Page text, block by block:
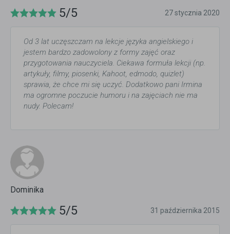
5/5 27 stycznia 2020
Od 3 lat uczęszczam na lekcje języka angielskiego i
jestem bardzo zadowolony z formy zajęć oraz
przygotowania nauczyciela. Ciekawa formuła lekcji (np.
artykuły, filmy, piosenki, Kahoot, edmodo, quizlet)
sprawia, że chce mi się uczyć. Dodatkowo pani Irmina
ma ogromne poczucie humoru i na zajęciach nie ma
nudy. Polecam!
Dominika
5/5 31 października 2015